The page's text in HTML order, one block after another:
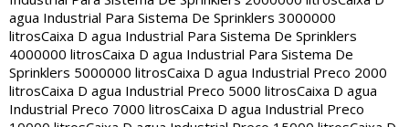
agua Industrial Para Sistema De Sprinklers 3000000
litrosCaixa D agua Industrial Para Sistema De Sprinklers
4000000 litrosCaixa D agua Industrial Para Sistema De
Sprinklers 5000000 litrosCaixa D agua Industrial Preco 2000
litrosCaixa D agua Industrial Preco 5000 litrosCaixa D agua
Industrial Preco 7000 litrosCaixa D agua Industrial Preco